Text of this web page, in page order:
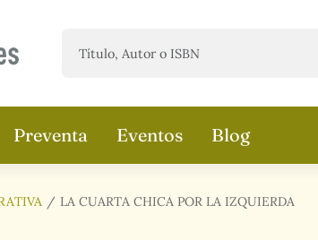
Preventa Eventos Blog
LA CUARTA CHICA POR LA IZQUIERDA